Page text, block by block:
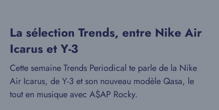
La sélection Trends, entre Nike Air
Icarus et Y-3
Cette semaine Trends Periodical te parle de la Nike
Air Icarus, de Y-3 et son nouveau modèle Qasa, le
tout en musique avec A$AP Rocky.